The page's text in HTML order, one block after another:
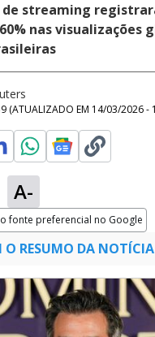
streaming
nas visualizações
(ATUALIZADO EM 14/03/2026 -
A-
fonte preferencial no Google
window
O RESUMO DA NOTÍCIA